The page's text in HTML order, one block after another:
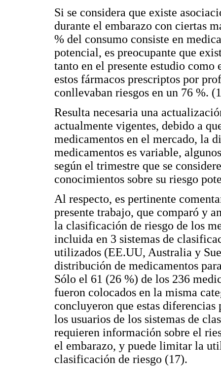
Si se considera que existe
durante el embarazo con ciertas
% del consumo consiste en
potencial, es preocupante que
tanto en el presente estudio
estos fármacos prescriptos por
conllevaban riesgos en un 76 %.
Resulta necesaria una
actualmente vigentes, debido a
medicamentos en el mercado, la
medicamentos es variable,
según el trimestre que se
conocimientos sobre su riesgo
Al respecto, es pertinente
presente trabajo, que comparó y
la clasificación de riesgo de los
incluida en 3 sistemas de
utilizados (EE.UU, Australia y
distribución de medicamentos
Sólo el 61 (26 %) de los 236
fueron colocados en la misma
concluyeron que estas
los usuarios de los sistemas de
requieren información sobre el
el embarazo, y puede limitar la
clasificación de riesgo (17).